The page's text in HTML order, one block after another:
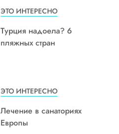
ЭТО ИНТЕРЕСНО
Турция надоела? 6
пляжных стран
ЭТО ИНТЕРЕСНО
Лечение в санаториях
Европы